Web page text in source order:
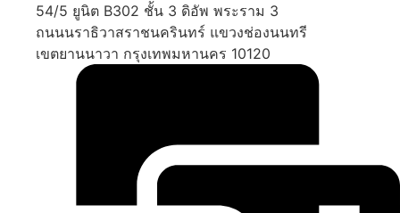
54/5 ยูนิต B302 ชั้น 3 ดิอัพ พระราม 3
ถนนนราธิวาสราชนครินทร์ แขวงช่องนนทรี
เขตยานนาวา กรุงเทพมหานคร 10120